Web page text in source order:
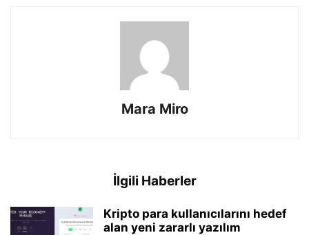
Mara Miro
İlgili Haberler
Kripto para kullanıcılarını hedef
alan yeni zararlı yazılım